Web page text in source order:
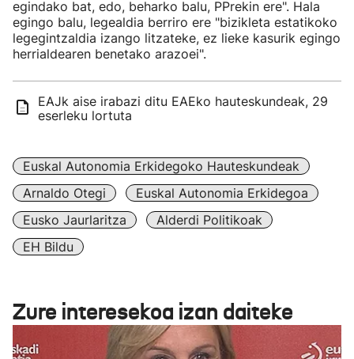
egindako bat, edo, beharko balu, PPrekin ere". Hala
egingo balu, legealdia berriro ere "bizikleta estatikoko
legegintzaldia izango litzateke, ez lieke kasurik egingo
herrialdearen benetako arazoei".
EAJk aise irabazi ditu EAEko hauteskundeak, 29
eserleku lortuta
Euskal Autonomia Erkidegoko Hauteskundeak
Arnaldo Otegi
Euskal Autonomia Erkidegoa
Eusko Jaurlaritza
Alderdi Politikoak
EH Bildu
Zure interesekoa izan daiteke